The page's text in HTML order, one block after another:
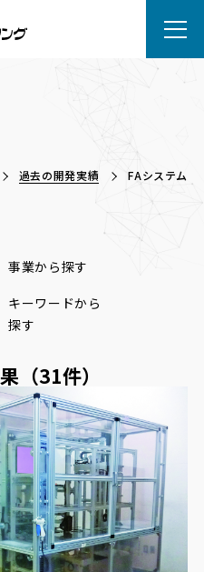
過去の開発実績 FAシステム
事業から探す
キーワードから
探す
（31件）